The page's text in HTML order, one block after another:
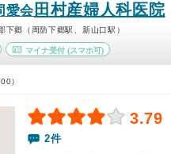
愛会 田村産婦人科医院
下郷（周防下郷駅、新山口駅）
マイナ受付(スマホ可)
）
3.79
2件